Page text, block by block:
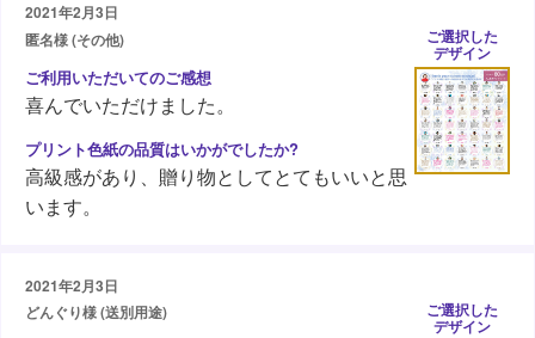
2021年2月3日
匿名様 (その他)
喜んでいただけました。
高級感があり、贈り物としてとてもいいと思
います。
ご選択した
デザイン
2021年2月3日
どんぐり様 (送別用途)
ご選択した
デザイン